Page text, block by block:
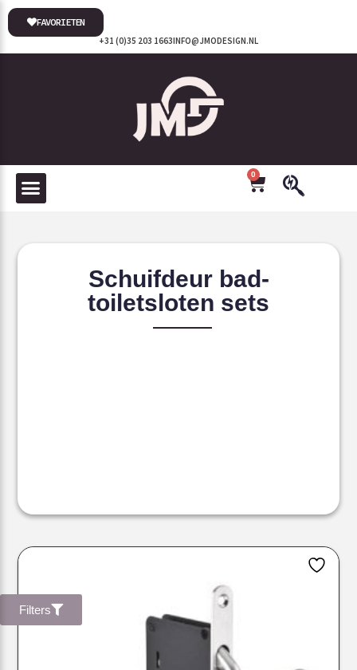
INFO@JMODESIGN.NL
+31 (0)35 203 1663
FAVORIETEN
0
Schuifdeur bad-
toiletsloten sets
Filters